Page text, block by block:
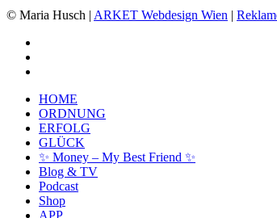
© Maria Husch | ARKET Webdesign Wien |
Close
Menu
HOME
ORDNUNG
ERFOLG
GLÜCK
✨ Money – My Best Friend ✨
Blog & TV
Podcast
Shop